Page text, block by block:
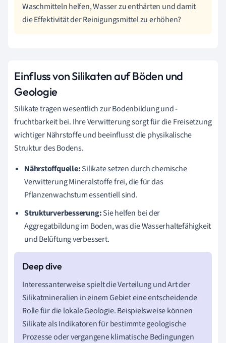
Waschmitteln helfen, Wasser zu enthärten und damit
die Effektivität der Reinigungsmittel zu erhöhen?
Einfluss von Silikaten auf Böden und
Geologie
Silikate tragen wesentlich zur Bodenbildung und -
fruchtbarkeit bei. Ihre Verwitterung sorgt für die Freisetzung
wichtiger Nährstoffe und beeinflusst die physikalische
Struktur des Bodens.
Nährstoffquelle:Silikate setzen durch chemische
Verwitterung Mineralstoffe frei, die für das
Pflanzenwachstum essentiell sind.
Strukturverbesserung:Sie helfen bei der
Aggregatbildung im Boden, was die Wasserhaltefähigkeit
und Belüftung verbessert.
Interessanterweise spielt die Verteilung und Art der
Silikatmineralien in einem Gebiet eine entscheidende
Rolle für die lokale Geologie. Beispielsweise können
Silikate als Indikatoren für bestimmte geologische
Prozesse oder vergangene klimatische Bedingungen